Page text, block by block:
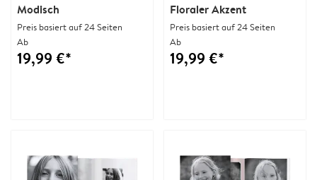
Floraler Akzent
Preis basiert auf 24 Seiten
Ab
19,99 €*
Modisch
Preis basiert auf 24 Seiten
Ab
19,99 €*